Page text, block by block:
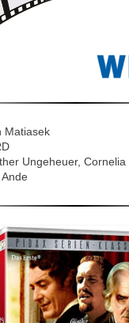
Drehorte & Tatorte
Eifelkrimi: Keine
TV & Kino
Die Stars:
Wer hat wo gedreht?
Matiasek
Ungeheuer,